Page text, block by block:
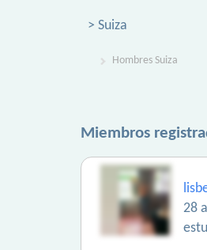
> Suiza
Hombres Suiza
Miembros
28